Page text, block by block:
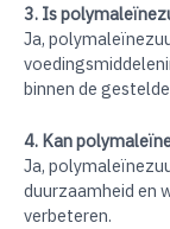
3. Is
Ja,
binnen de
4. Kan
Ja,
duurzaamheid en
verbeteren.